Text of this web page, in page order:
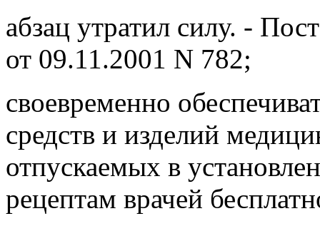
абзац утратил силу. -
от 09.11.2001 N 782;
своевременно
средств и изделий
отпускаемых в
рецептам врачей